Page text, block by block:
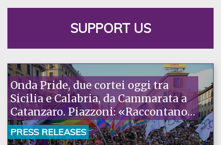
SUPPORT US
Onda Pride, due cortei oggi tra
Sicilia e Calabria, da Cammarata a
Catanzaro. Piazzoni: «Raccontano
la nostra ostinazione»
PRESS RELEASES